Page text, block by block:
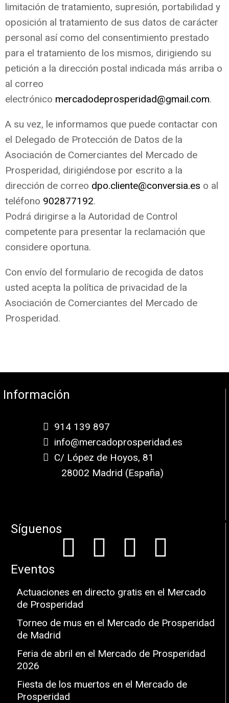
limitación de tratamiento, supresión, portabilidad y
oposición al tratamiento de sus datos de carácter
personal así como del consentimiento prestado
para el tratamiento de los mismos, dirigiendo su
petición a la dirección postal indicada más arriba o
al correo
electrónico mercadodeprosperidad@gmail.com.
A su vez, le informamos que puede contactar con
el Delegado de Protección de Datos de la
Asociación de Comerciantes del Mercado de
Prosperidad, dirigiéndose por escrito a la
dirección de correo dpo.cliente@conversia.es o al
teléfono 902877192.
Podrá dirigirse a la Autoridad de Control
competente para presentar la reclamación que
considere oportuna.
Con envío del formulario de recogida de datos
usted acepta la política de privacidad de la
Asociación de Comerciantes del Mercado de
Prosperidad.
Información
914 139 897
info@mercadoprosperidad.es
C/ López de Hoyos, 81
28002 Madrid (España)
Síguenos
Eventos
Actuaciones en directo gratis en el Mercado
de Prosperidad
Torneo de mus en el Mercado de Prosperidad
de Madrid
Feria de abril en el Mercado de Prosperidad
2026
Fiesta de los muertos en el Mercado de
Prosperidad